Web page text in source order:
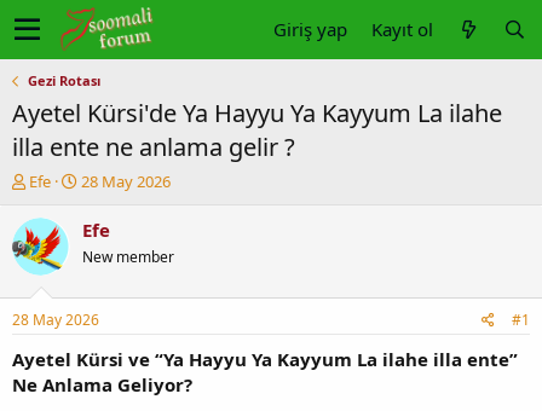
Giriş yap Kayıt ol
Gezi Rotası
Ayetel Kürsi'de Ya Hayyu Ya Kayyum La ilahe
illa ente ne anlama gelir ?
K
n
u
y
b
a
ş
l
a
Efe
B
ş
a
g
ı
ç
a
28 May 2026
Efe
New member
28 May 2026 #1
Ayetel Kürsi ve “Ya Hayyu Ya Kayyum La ilahe illa ente”
Ne Anlama Geliyor?